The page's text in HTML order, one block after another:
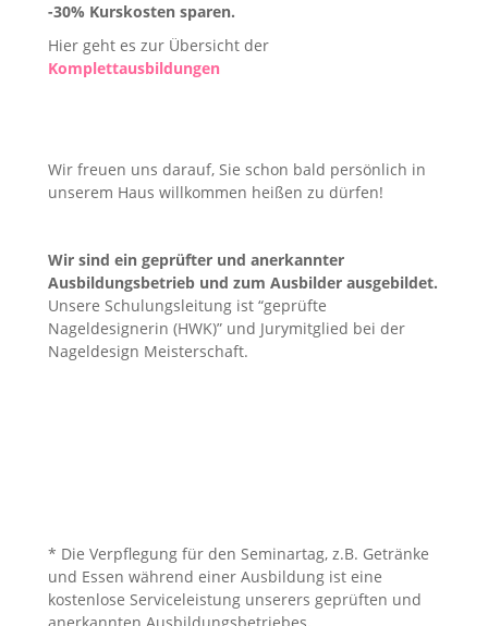
-30% Kurskosten sparen.
Hier geht es zur Übersicht der
Komplettausbildungen
Wir freuen uns darauf, Sie schon bald persönlich in
unserem Haus willkommen heißen zu dürfen!
Wir sind ein geprüfter und anerkannter
Ausbildungsbetrieb und zum Ausbilder ausgebildet.
Unsere Schulungsleitung ist “geprüfte
Nageldesignerin (HWK)” und Jurymitglied bei der
Nageldesign Meisterschaft.
* Die Verpflegung für den Seminartag, z.B. Getränke
und Essen während einer Ausbildung ist eine
kostenlose Serviceleistung unserers geprüften und